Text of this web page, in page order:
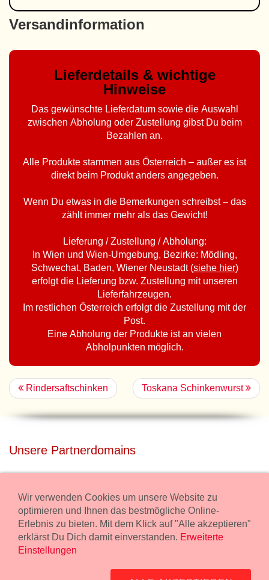
Versandinformation
Lieferdetails & wichtige
Hinweise
Das gewünschte Lieferdatum sowie die Auswahl
zwischen Abholung oder Zustellung gibst Du beim
Bezahlen an.
Alle Produkte stammen aus Österreich – außer es ist
direkt beim Produkt anders angegeben.
Wenn Du etwas in die Bemerkungen schreibst – das
zählt immer mehr als das Gewicht!
Lieferung / Zustellung / Abholung:
In Wien und Wien-Umgebung, Bezirke: Mödling,
Schwechat, Baden, Wiener Neustadt (siehe hier)
erfolgt die Lieferung bzw. Zustellung mit unseren
Lieferfahrzeugen.
Im restlichen Österreich erfolgt die Zustellung mit der
Post.
Eine Abholung der Produkte ist an vielen
Abholpunkten möglich.
Rindersaftschinken Toskana Schinkenwurst
Unsere Partnerdomains
Miete unser Haus bei Wiener Neustadt für Deine Party mit
Übernachtung.
freilaender.at
Wir verwenden Cookies um unsere Website zu
optimieren und Ihnen das bestmögliche Online-
Erlebnis zu bieten. Mit dem Klick auf "Alle akzeptieren"
erklärst Du Dich damit einverstanden. Erweiterte
Einstellungen